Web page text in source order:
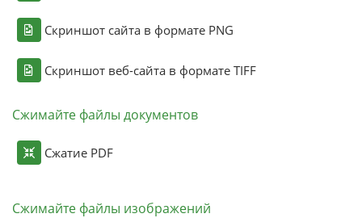
Скриншот сайта в формате PNG
Скриншот веб-сайта в формате TIFF
Сжимайте файлы документов
Сжатие PDF
Сжимайте файлы изображений